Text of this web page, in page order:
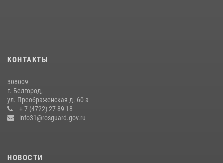
Белгородский росгвардеец стал победителем юбилейного
чемпионата войск национальной гвардии Российской Федерации по
боксу
07 июля 2026, 16:59
КОНТАКТЫ
308009
г. Белгород,
ул. Преображенская д. 60 а
+ 7 (4722) 27-89-18
info31@rosguard.gov.ru
НОВОСТИ